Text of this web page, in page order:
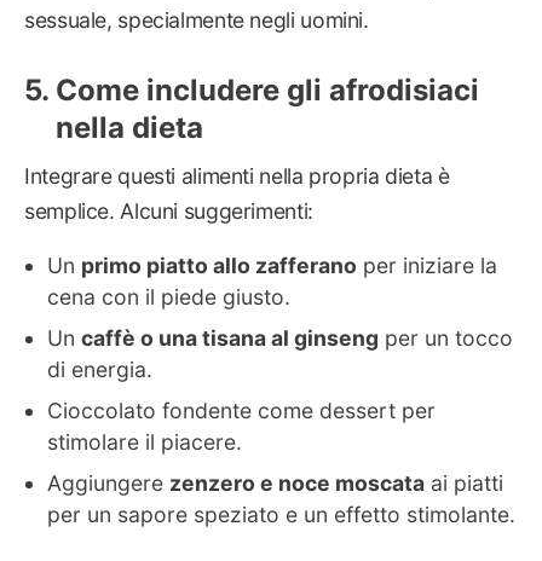
sessuale, specialmente negli uomini.
Come includere gli afrodisiaci
nella dieta
Integrare questi alimenti nella propria dieta è
semplice. Alcuni suggerimenti:
Un primo piatto allo zafferano per iniziare la
cena con il piede giusto.
Uncaffè o una tisana al ginseng per un tocco
di energia.
Cioccolato fondente come dessert per
stimolare il piacere.
Aggiungere zenzero e noce moscata ai piatti
per un sapore speziato e un effetto stimolante.